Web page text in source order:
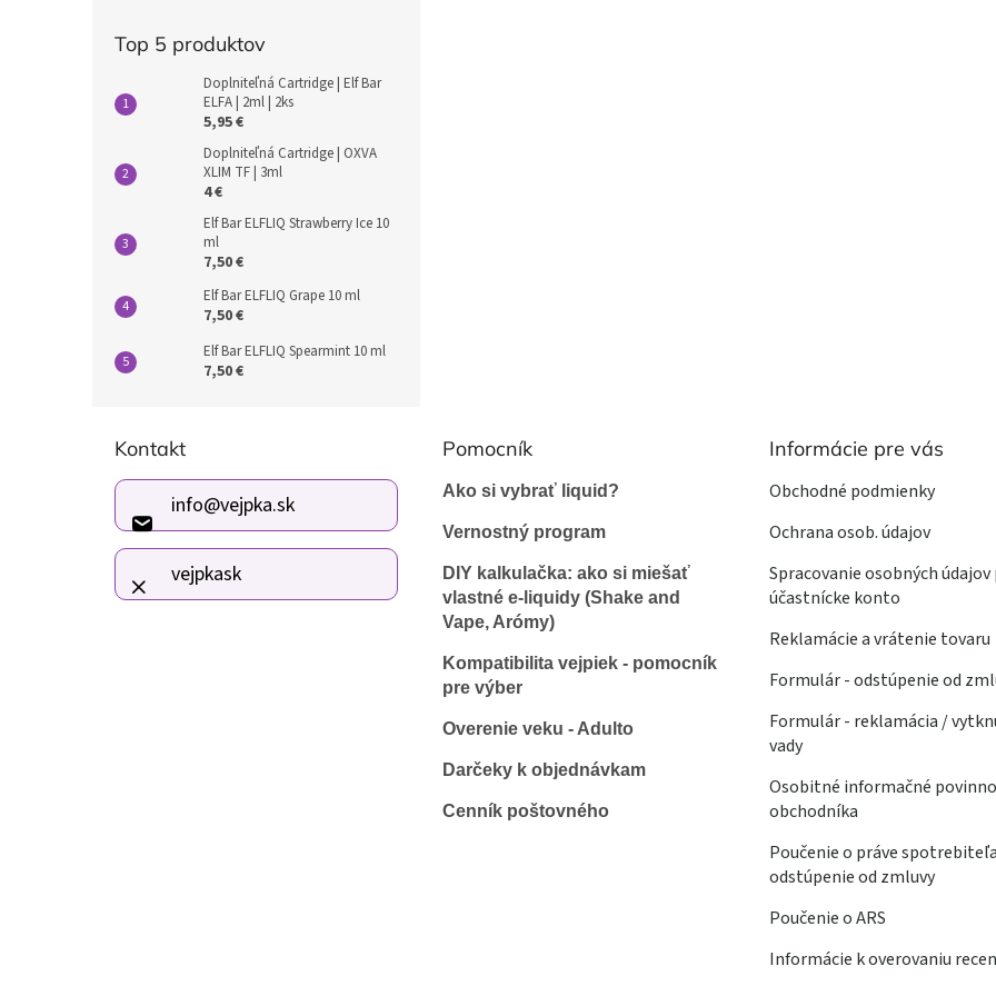
Top 5 produktov
Doplniteľná Cartridge | Elf Bar
ELFA | 2ml | 2ks
5,95 €
Doplniteľná Cartridge | OXVA
XLIM TF | 3ml
4 €
Elf Bar ELFLIQ Strawberry Ice 10
ml
7,50 €
Elf Bar ELFLIQ Grape 10 ml
7,50 €
Elf Bar ELFLIQ Spearmint 10 ml
7,50 €
Kontakt
info@vejpka.sk
vejpkask
Pomocník
Ako si vybrať liquid?
Vernostný program
DIY kalkulačka: ako si miešať
vlastné e-liquidy (Shake and
Vape, Arómy)
Kompatibilita vejpiek - pomocník
pre výber
Overenie veku - Adulto
Darčeky k objednávkam
Cenník poštovného
Informácie pre vás
Obchodné podmienky
Ochrana osob. údajov
Spracovanie osobných údajov
účastnícke konto
Reklamácie a vrátenie tovaru
Formulár - odstúpenie od
Formulár - reklamácia /
vady
Osobitné informačné
obchodníka
Poučenie o práve
odstúpenie od zmluvy
Poučenie o ARS
Informácie k overovaniu